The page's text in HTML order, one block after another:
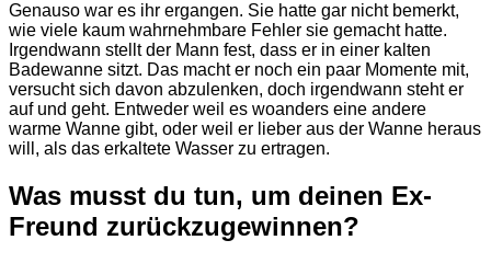
Genauso war es ihr ergangen. Sie hatte gar nicht bemerkt,
wie viele kaum wahrnehmbare Fehler sie gemacht hatte.
Irgendwann stellt der Mann fest, dass er in einer kalten
Badewanne sitzt. Das macht er noch ein paar Momente mit,
versucht sich davon abzulenken, doch irgendwann steht er
auf und geht. Entweder weil es woanders eine andere
warme Wanne gibt, oder weil er lieber aus der Wanne heraus
will, als das erkaltete Wasser zu ertragen.
Was musst du tun, um deinen Ex-
Freund zurückzugewinnen?